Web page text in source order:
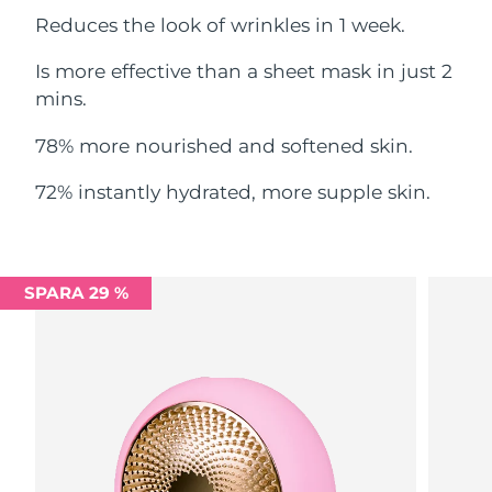
Reduces the look of wrinkles in 1 week.
Is more effective than a sheet mask in just 2
mins.
78% more nourished and softened skin.
72% instantly hydrated, more supple skin.
SPARA 29 %
Filippinerna Förväntad leverans
Polen Förväntad leverans8/9/26
Réunion
Förväntad leverans
Saudiarabien Förväntad leverans
Singapore Förväntad leverans